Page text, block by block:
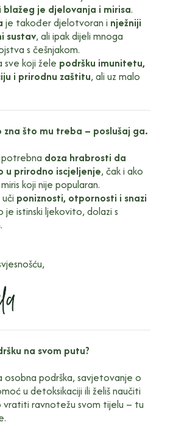
blažeg je djelovanja i mirisa.
je također djelotvoran i nježniji
sustav, ali ipak dijeli mnoga
s češnjakom.
sve koji žele podršku imunitetu,
i prirodnu zaštitu, ali uz malo
što mu treba – poslušaj ga.
doza hrabrosti da
u prirodno iscjeljenje, čak i ako
koji nije popularan.
poniznosti, otpornosti i snazi
je istinski ljekovito, dolazi s
na svom putu?
podrška, savjetovanje o
u detoksikaciji ili želiš naučiti
vratiti ravnotežu svom tijelu – tu